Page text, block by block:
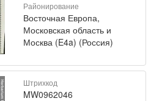
Районирование
Восточная Европа,
Московская область и
Москва (E4a) (Россия)
Штрихкод
MW0962046